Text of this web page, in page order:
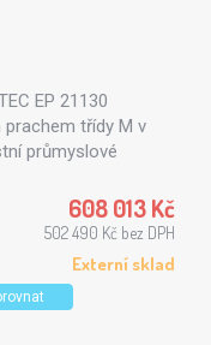
EP 21130
třídy M v
průmyslové
608 013 Kč
502 490 Kč bez DPH
Externí sklad